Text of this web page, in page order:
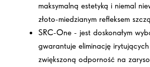
maksymalną estetyką i niemal
złoto-miedzianym refleksem
SRC-One - jest doskonałym
gwarantuje eliminację
zwiększoną odporność na